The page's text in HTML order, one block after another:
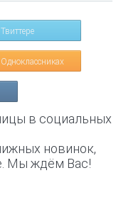
в социальных
новинок,
Мы ждём Вас!